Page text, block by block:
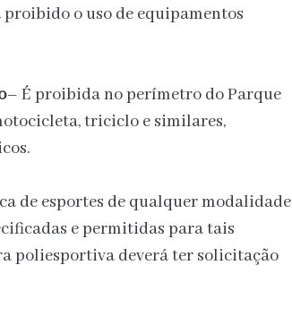
o uso de equipamentos
– É proibida no perímetro do Parque
triciclo e similares,
de esportes de qualquer modalidade
e permitidas para tais
poliesportiva deverá ter solicitação